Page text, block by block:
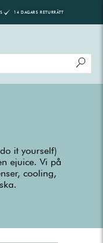
14 DAGARS RETURRÄTT
it yourself)
ejuice. Vi på
cooling,